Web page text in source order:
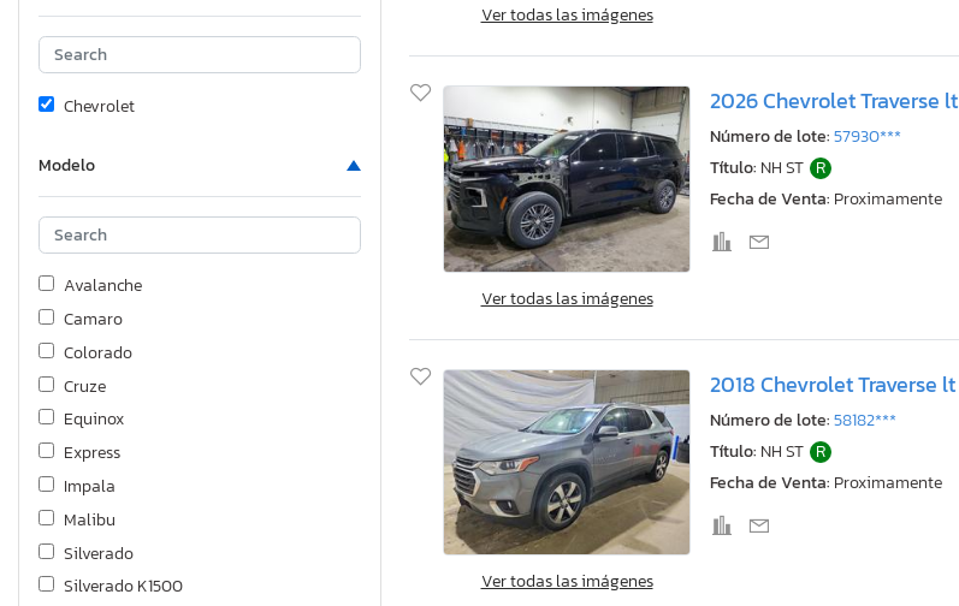
Chevrolet
Modelo
Avalanche
Camaro
Colorado
Cruze
Equinox
Express
Impala
Malibu
Silverado
Silverado K1500
Ver todas las imágenes
Ver todas las imágenes
2026 Chevrolet Traverse lt
Número de lote:57930***
Título: NH ST R
Fecha de Venta: Proximamente
Ver todas las imágenes
2018 Chevrolet Traverse lt
Número de lote:58182***
Título: NH ST R
Fecha de Venta: Proximamente